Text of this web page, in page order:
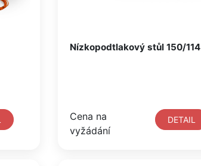
Nízkopodtlakový stůl 150/114
Cena na
vyžádání
DETAIL